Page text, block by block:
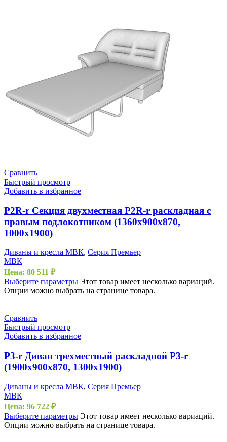
Сравнить
Быстрый просмотр
Добавить в избранное
P2R-r Секция двухместная P2R-r раскладная с
правым подлокотником (1360х900х870,
1000х1900)
Диваны и кресла МВК, Серия Премьер
МВК
Цена: 80 511 ₽
Выберите параметры Этот товар имеет несколько вариаций.
Опции можно выбрать на странице товара.
Сравнить
Быстрый просмотр
Добавить в избранное
P3-r Диван трехместный раскладной P3-r
(1900х900х870, 1300х1900)
Диваны и кресла МВК, Серия Премьер
МВК
Цена: 96 722 ₽
Выберите параметры Этот товар имеет несколько вариаций.
Опции можно выбрать на странице товара.